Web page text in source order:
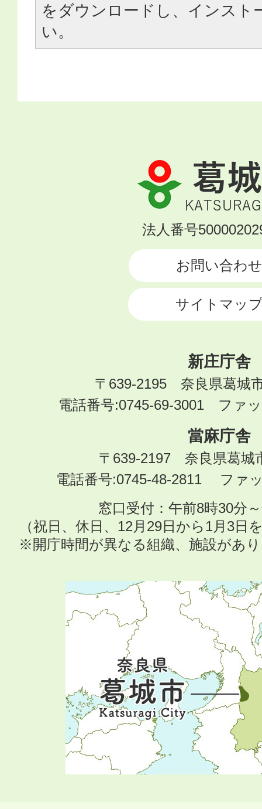
をダウンロードし、インスト
い。
葛
城
市
KATSURAGI
CITY
法人番号
お問い合わせ
サイトマッ
新庄庁舎
〒639-2195 奈良県葛城
電話番号:0745-69-3001 ファ
當麻庁舎
〒639-2197 奈良県葛城
電話番号:0745-48-2811 ファ
窓口受付：午前8時30分
（祝日、休日、12月29日から1月3日
※開庁時間が異なる組織、施設があ